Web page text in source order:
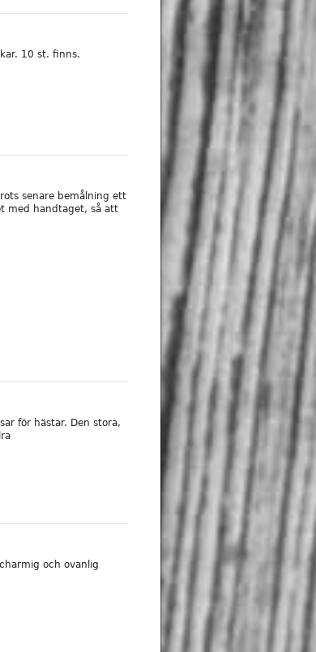
10 st. finns.
senare bemålning ett
med handtaget, så att
för hästar. Den stora,
och ovanlig